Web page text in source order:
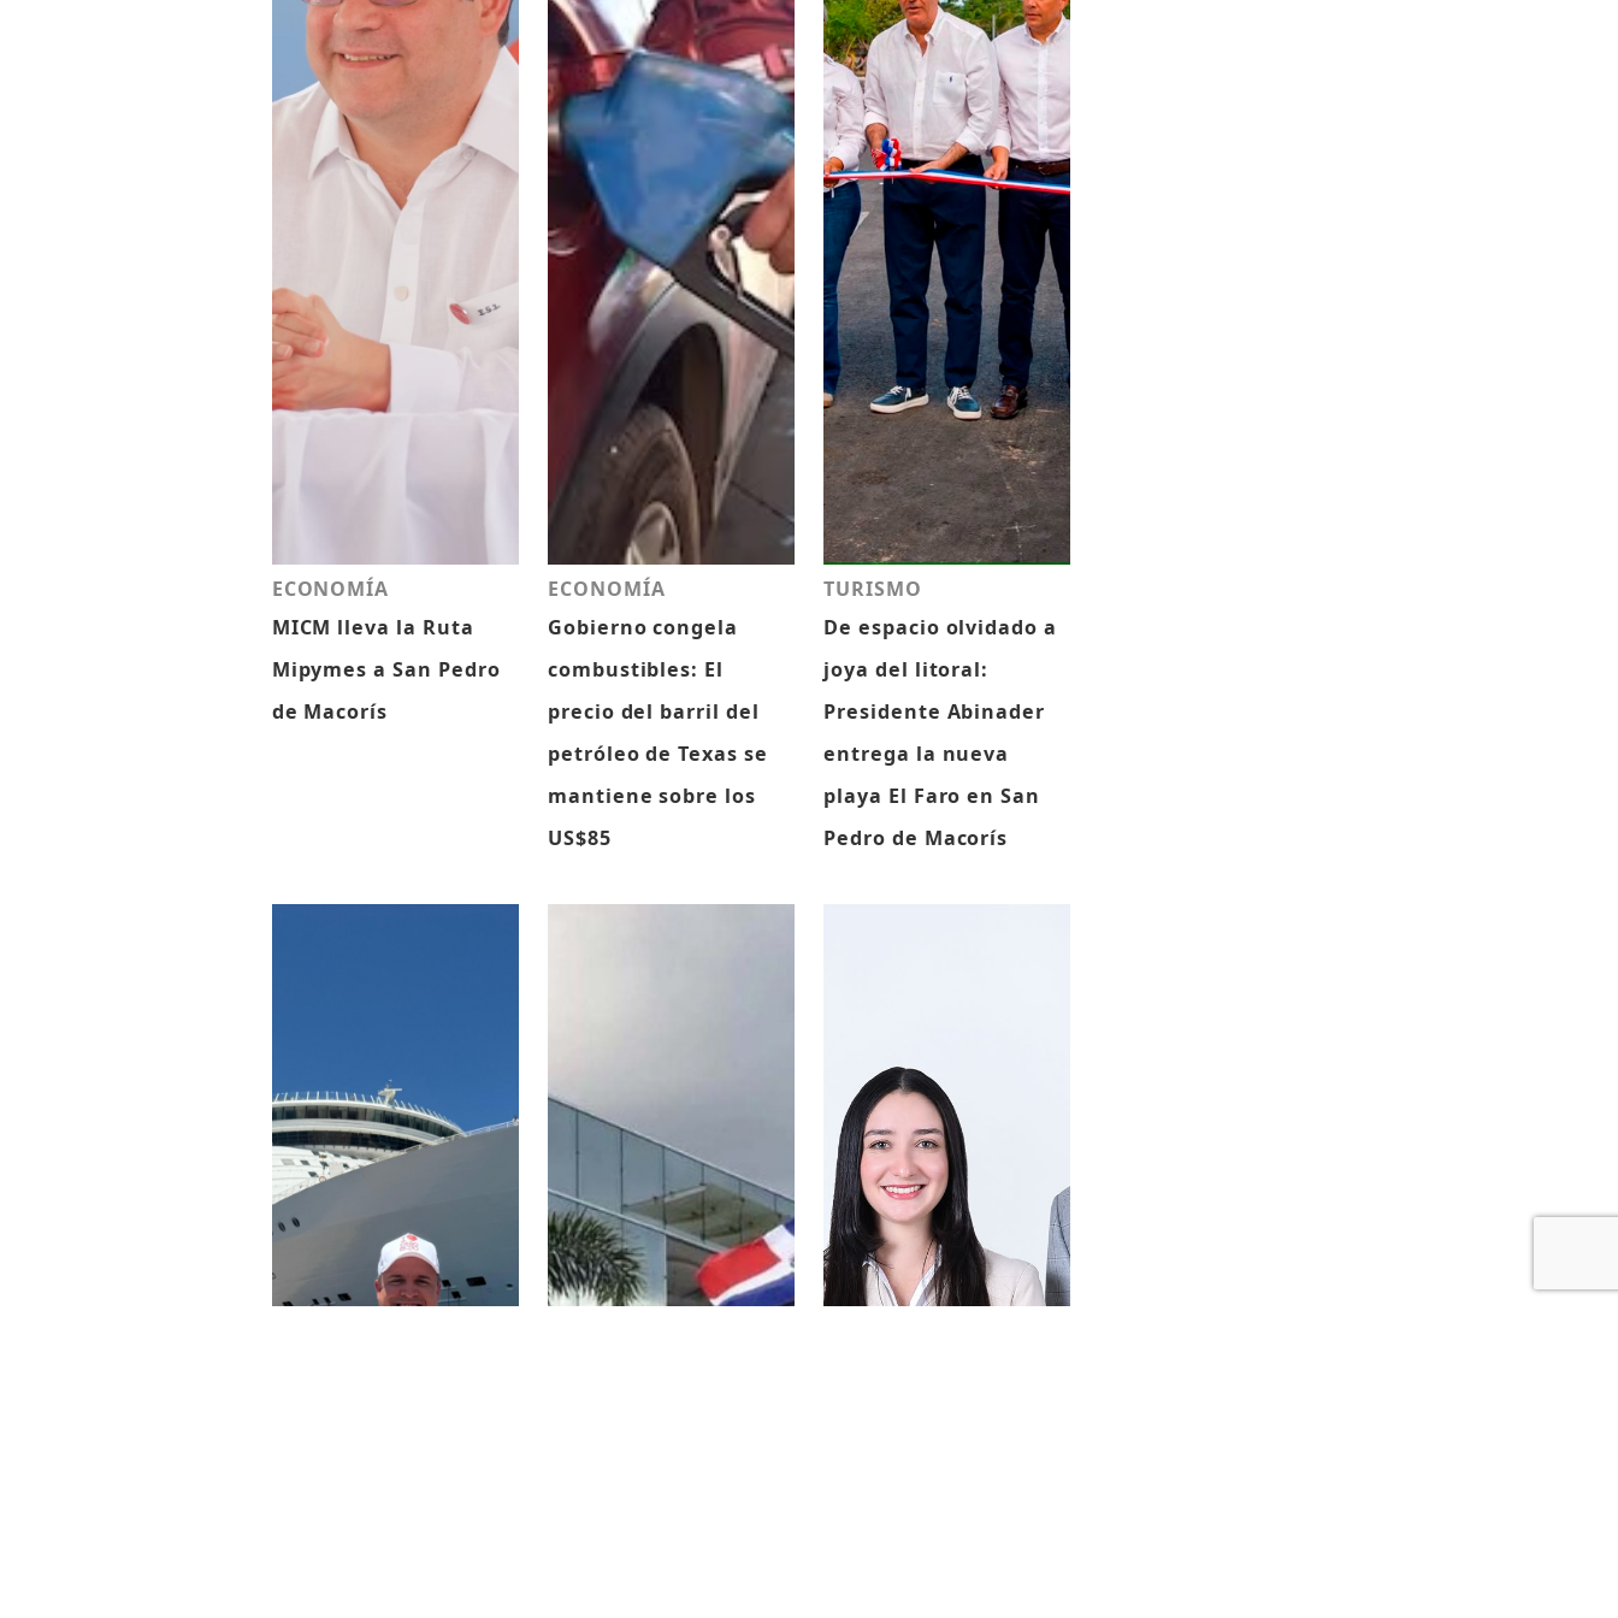
ECONOMÍA
MICM lleva la Ruta
Mipymes a San Pedro
de Macorís
ECONOMÍA
Gobierno congela
combustibles: El
precio del barril del
petróleo de Texas se
mantiene sobre los
US$85
TURISMO
De espacio olvidado a
joya del litoral:
Presidente Abinader
entrega la nueva
playa El Faro en San
Pedro de Macorís